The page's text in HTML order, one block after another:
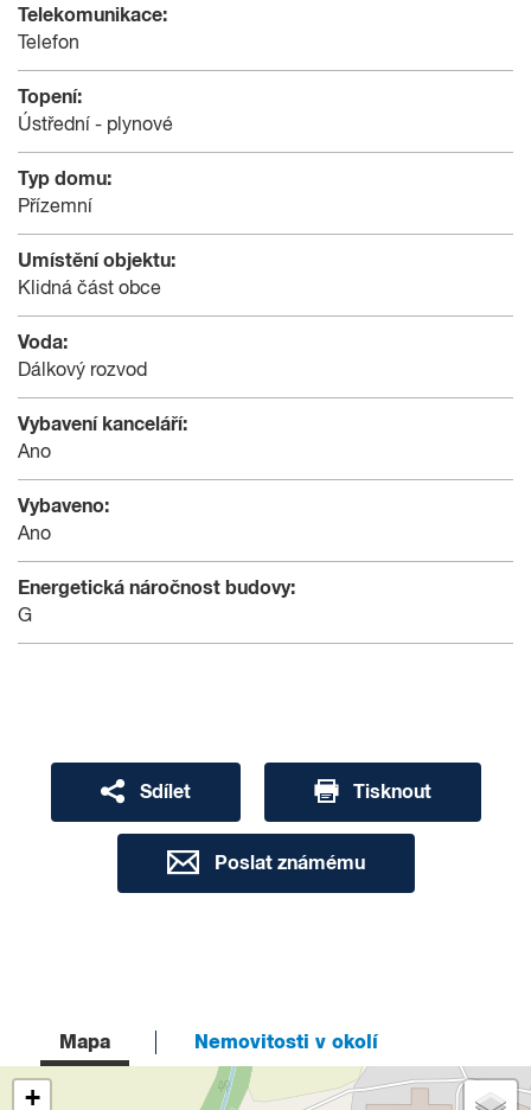
Telekomunikace:
Telefon
Topení:
Ústřední - plynové
Typ domu:
Přízemní
Umístění objektu:
Klidná část obce
Voda:
Dálkový rozvod
Vybavení kanceláří:
Ano
Vybaveno:
Ano
Energetická náročnost budovy:
G
Sdílet Tisknout
Poslat známému
Mapa Nemovitosti v okolí
+